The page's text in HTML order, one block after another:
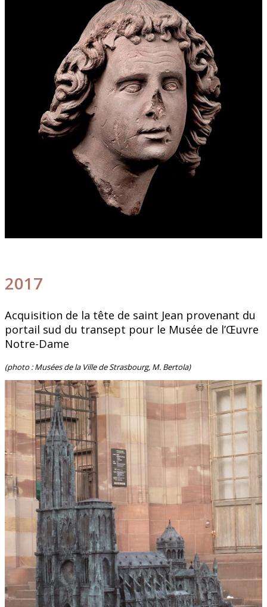
2017
Acquisition de la tête de saint Jean provenant du
portail sud du transept pour le Musée de l’Œuvre
Notre-Dame
(photo : Musées de la Ville de Strasbourg, M. Bertola)